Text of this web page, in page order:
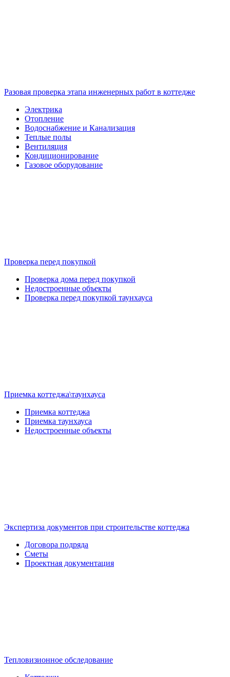
Разовая проверка этапа инженерных работ в коттедже
Электрика
Отопление
Водоснабжение и Канализация
Теплые полы
Вентиляция
Кондиционирование
Газовое оборудование
Проверка перед покупкой
Проверка дома перед покупкой
Недостроенные объекты
Проверка перед покупкой таунхауса
Приемка коттеджа\таунхауса
Приемка коттеджа
Приемка таунхауса
Недостроенные объекты
Экспертиза документов при строительстве коттеджа
Договора подряда
Сметы
Проектная документация
Тепловизионное обследование